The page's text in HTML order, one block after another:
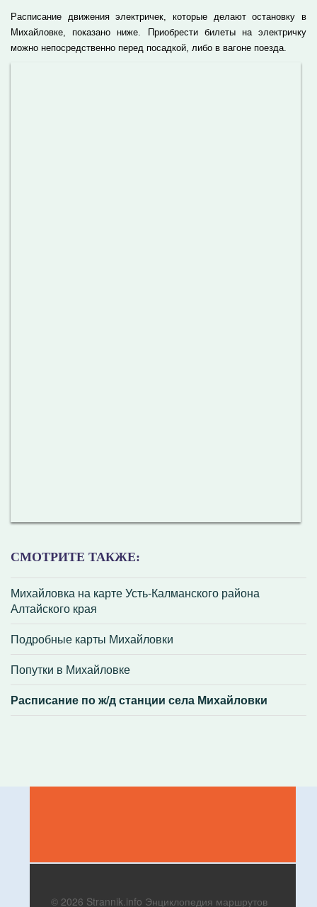
СМОТРИТЕ ТАКЖЕ:
Михайловка на карте Усть-Калманского района
Алтайского края
Подробные карты Михайловки
Попутки в Михайловке
Расписание по ж/д станции села Михайловки
Расписание движения электричек, которые делают остановку в
Михайловке, показано ниже. Приобрести билеты на электричку
можно непосредственно перед посадкой, либо в вагоне поезда.
© 2026 Strannik.info Энциклопедия маршрутов